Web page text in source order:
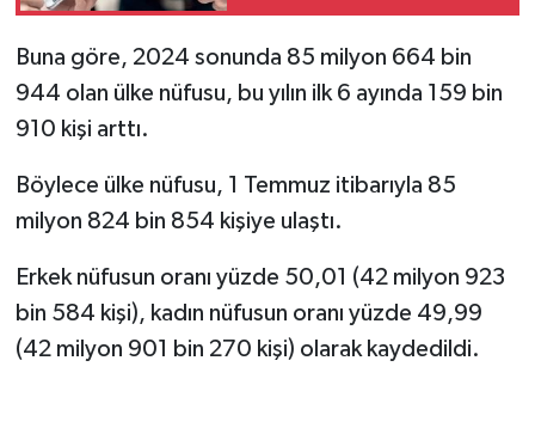
Buna göre, 2024 sonunda 85 milyon 664 bin
944 olan ülke nüfusu, bu yılın ilk 6 ayında 159 bin
910 kişi arttı.
Böylece ülke nüfusu, 1 Temmuz itibarıyla 85
milyon 824 bin 854 kişiye ulaştı.
Erkek nüfusun oranı yüzde 50,01 (42 milyon 923
bin 584 kişi), kadın nüfusun oranı yüzde 49,99
(42 milyon 901 bin 270 kişi) olarak kaydedildi.